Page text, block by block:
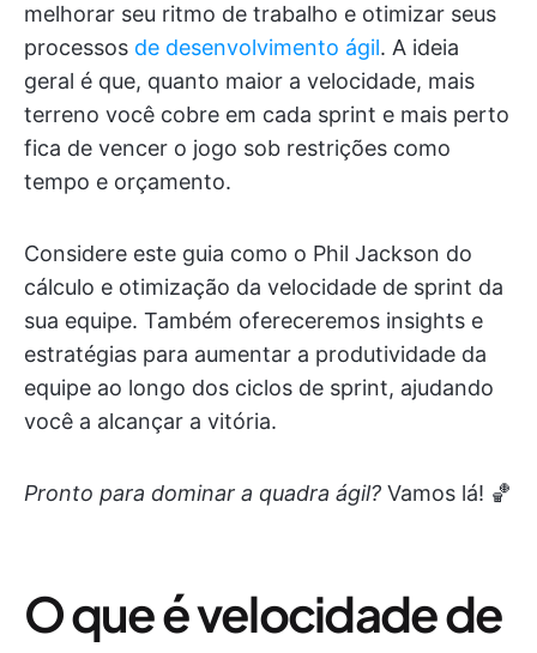
melhorar seu ritmo de trabalho e otimizar seus
processos de desenvolvimento ágil. A ideia
geral é que, quanto maior a velocidade, mais
terreno você cobre em cada sprint e mais perto
fica de vencer o jogo sob restrições como
tempo e orçamento.
Considere este guia como o Phil Jackson do
cálculo e otimização da velocidade de sprint da
sua equipe. Também ofereceremos insights e
estratégias para aumentar a produtividade da
equipe ao longo dos ciclos de sprint, ajudando
você a alcançar a vitória.
Pronto para dominar a quadra ágil? Vamos lá! 🏀
O que é velocidade de